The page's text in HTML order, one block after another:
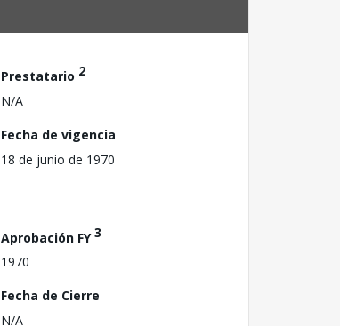
Prestatario 2
N/A
Fecha de vigencia
18 de junio de 1970
Aprobación FY3
1970
Fecha de Cierre
N/A